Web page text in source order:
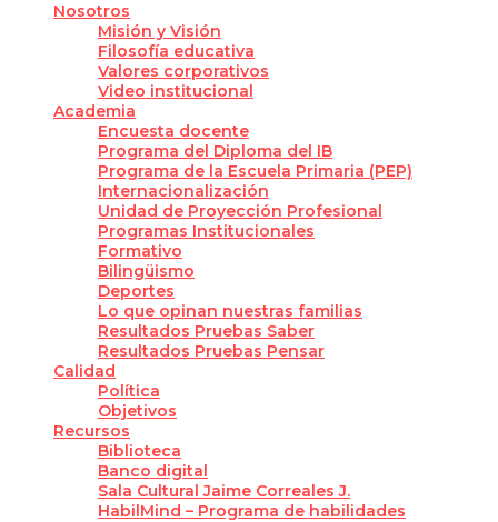
Nosotros
Misión y Visión
Filosofía educativa
Valores corporativos
Video institucional
Academia
Encuesta docente
Programa del Diploma del IB
Programa de la Escuela Primaria (PEP)
Internacionalización
Unidad de Proyección Profesional
Programas Institucionales
Formativo
Bilingüismo
Deportes
Lo que opinan nuestras familias
Resultados Pruebas Saber
Resultados Pruebas Pensar
Calidad
Política
Objetivos
Recursos
Biblioteca
Banco digital
Sala Cultural Jaime Correales J.
HabilMind – Programa de habilidades